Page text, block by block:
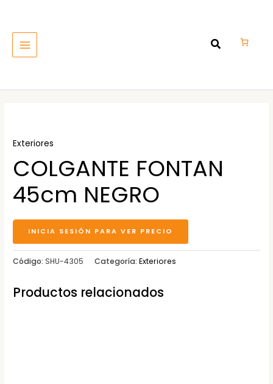
contenido
MENU
Exteriores
COLGANTE FONTAN
45cm NEGRO
INICIA SESIÓN PARA VER PRECIO
Código:SHU-4305 Categoría:Exteriores
Productos relacionados